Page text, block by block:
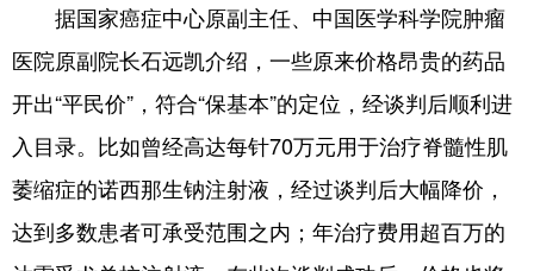
多语种频道
Русский язык 日本語 한국어
Deutsch Português
据国家癌症中心原副主任、中国医学科学院肿瘤
医院原副院长石远凯介绍，一些原来价格昂贵的药品
开出“平民价”，符合“保基本”的定位，经谈判后顺利进
入目录。比如曾经高达每针70万元用于治疗脊髓性肌
萎缩症的诺西那生钠注射液，经过谈判后大幅降价，
达到多数患者可承受范围之内；年治疗费用超百万的